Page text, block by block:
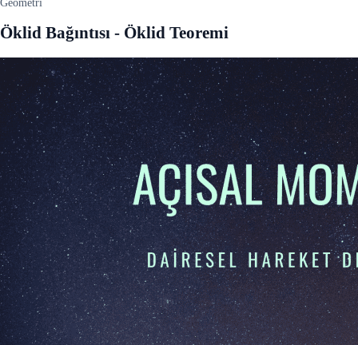
Geometri
Öklid Bağıntısı - Öklid Teoremi